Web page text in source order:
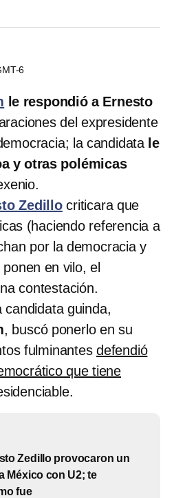
6
le respondió a Ernesto
del expresidente
la candidata le
y otras polémicas
Zedillocriticara que
(haciendo referencia a
por la democracia y
en vilo, el
contestación.
candidata guinda,
, buscó ponerlo en su
fulminantes defendió
que tiene
Zedillo provocaron un
México con U2; te
fue